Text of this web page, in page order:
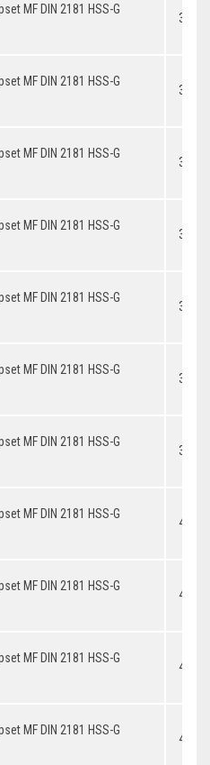
MF DIN 2181 HSS-G
MF DIN 2181 HSS-G
MF DIN 2181 HSS-G
MF DIN 2181 HSS-G
MF DIN 2181 HSS-G
MF DIN 2181 HSS-G
MF DIN 2181 HSS-G
MF DIN 2181 HSS-G
MF DIN 2181 HSS-G
MF DIN 2181 HSS-G
MF DIN 2181 HSS-G